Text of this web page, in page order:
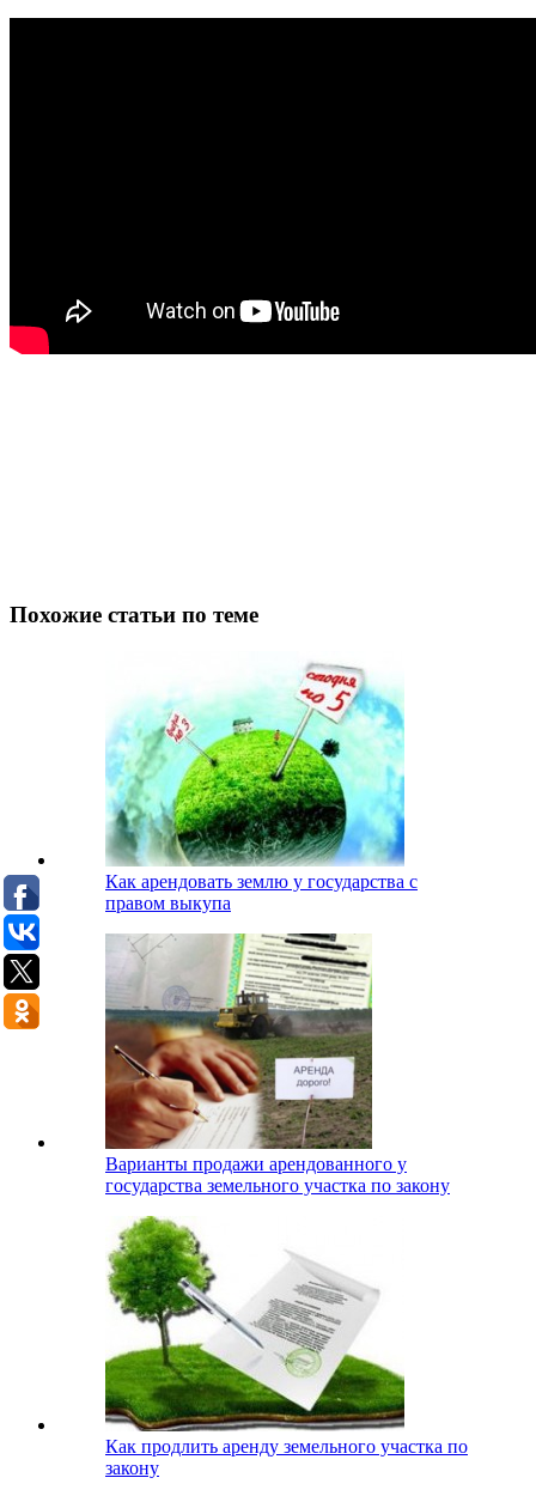
Похожие статьи по теме
Как арендовать землю у государства c
правом выкупа
Варианты продажи арендованного у
государства земельного участка по закону
Как продлить аренду земельного участка по
закону